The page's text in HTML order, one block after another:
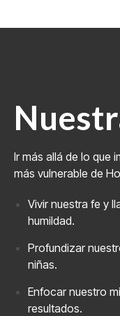
Ir más allá de lo que
más vulnerable de
Vivir nuestra fe y
humildad.
Profundizar
niñas.
Enfocar nuestro
resultados.